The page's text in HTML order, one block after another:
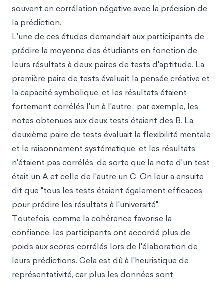
souvent en corrélation négative avec la précision de
la prédiction.
L'une de ces études demandait aux participants de
prédire la moyenne des étudiants en fonction de
leurs résultats à deux paires de tests d'aptitude. La
première paire de tests évaluait la pensée créative et
la capacité symbolique, et les résultats étaient
fortement corrélés l'un à l'autre ; par exemple, les
notes obtenues aux deux tests étaient des B. La
deuxième paire de tests évaluait la flexibilité mentale
et le raisonnement systématique, et les résultats
n'étaient pas corrélés, de sorte que la note d'un test
était un A et celle de l'autre un C. On leur a ensuite
dit que "tous les tests étaient également efficaces
pour prédire les résultats à l'université".
Toutefois, comme la cohérence favorise la
confiance, les participants ont accordé plus de
poids aux scores corrélés lors de l'élaboration de
leurs prédictions. Cela est dû à l'heuristique de
représentativité, car plus les données sont